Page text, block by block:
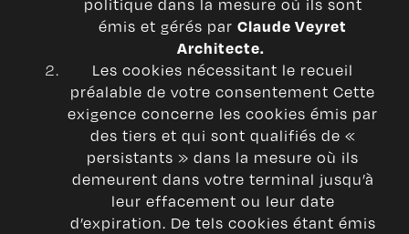
politique dans la mesure où ils sont
émis et gérés par Claude Veyret
Architecte.
Les cookies nécessitant le recueil
préalable de votre consentement Cette
exigence concerne les cookies émis par
des tiers et qui sont qualifiés de «
persistants » dans la mesure où ils
demeurent dans votre terminal jusqu’à
leur effacement ou leur date
d’expiration. De tels cookies étant émis